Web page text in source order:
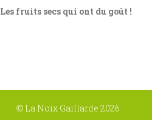
Les fruits secs qui ont du goût !
©La Noix Gaillarde 2026